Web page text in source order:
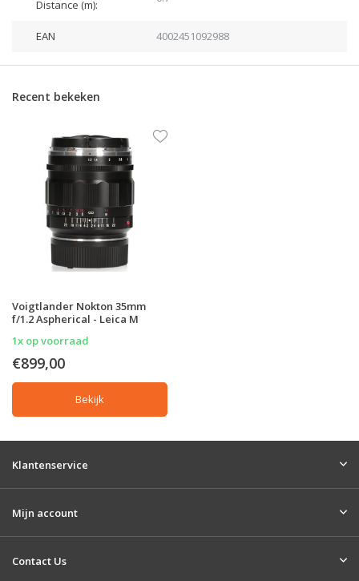
Distance (m):
EAN 4002451092988
Recent bekeken
Voigtlander Nokton 35mm
f/1.2 Aspherical - Leica M
1x op voorraad
€899,00
Bekijk
Klantenservice
Mijn account
Contact Us